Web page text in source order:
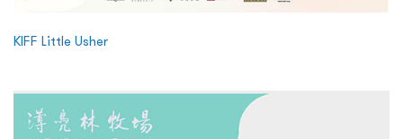
KIFF Little Usher